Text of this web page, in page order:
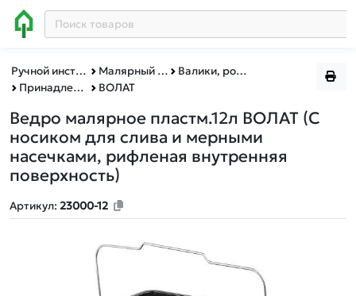
Ручной инструмент Малярный инструмент
Валики, ролики малярные, принадлежности
Принадлежности
ВОЛАТ
Ведро малярное пластм.12л ВОЛАТ (С
носиком для слива и мерными
насечками, рифленая внутренняя
поверхность)
Артикул: 23000-12